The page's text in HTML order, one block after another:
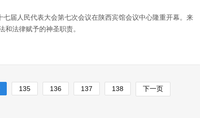
届人民代表大会第七次会议在陕西宾馆会议中心隆重开幕。来
法律赋予的神圣职责。
135 136 137 138
下一页